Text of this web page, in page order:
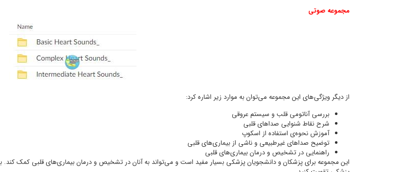
مجموعه صوتی
از دیگر ویژگی‌های این مجموعه می‌توان به موارد زیر اشاره کرد:
بررسی آناتومی قلب و سیستم عروقی
شرح نقاط شنوایی صداهای قلبی
آموزش نحوه‌ی استفاده از اسکوپ
توضیح صداهای غیرطبیعی و ناشی از بیماری‌های قلبی
راهنمایی در تشخیص و درمان بیماری‌های قلبی
این مجموعه برای پزشکان و دانشجویان پزشکی بسیار مفید است و می‌تواند به آنان در تشخیص و درمان بیماری‌های قلبی کمک کند.